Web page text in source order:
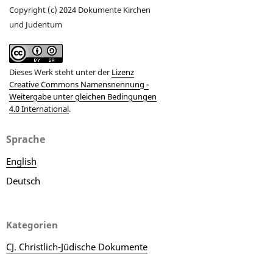
Copyright (c) 2024 Dokumente Kirchen
und Judentum
Dieses Werk steht unter der Lizenz
Creative Commons Namensnennung -
Weitergabe unter gleichen Bedingungen
4.0 International.
Sprache
English
Deutsch
Kategorien
CJ. Christlich-Jüdische Dokumente